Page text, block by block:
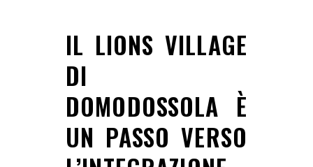
IL LIONS VILLAGE
DI
DOMODOSSOLA È
UN PASSO VERSO